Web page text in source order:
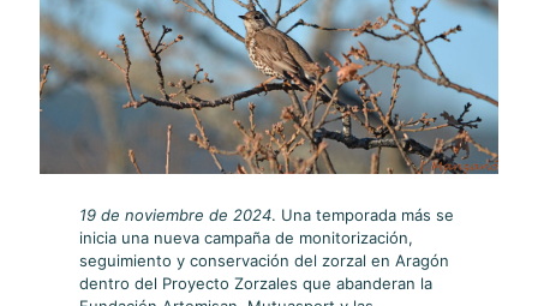
19 de noviembre de 2024. Una temporada más se
inicia una nueva campaña de monitorización,
seguimiento y conservación del zorzal en Aragón
dentro del Proyecto Zorzales que abanderan la